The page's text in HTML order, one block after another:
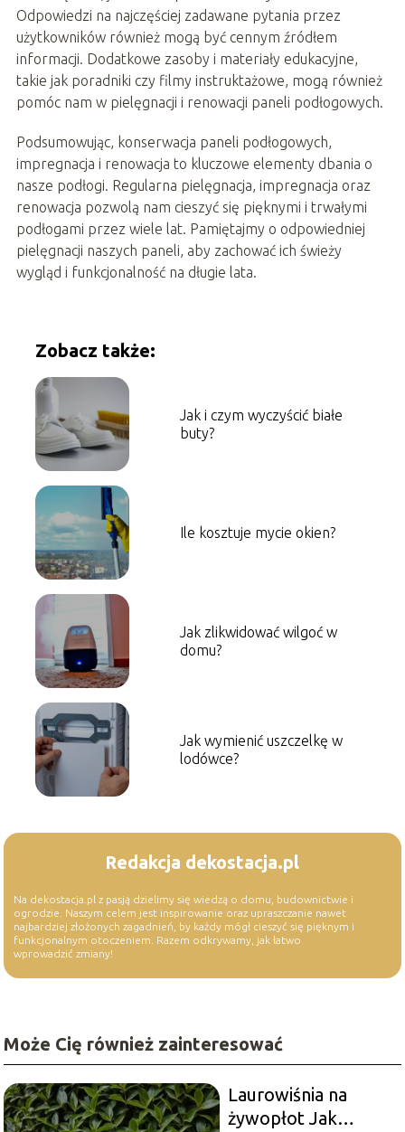
Odpowiedzi na najczęściej zadawane pytania przez
użytkowników również mogą być cennym źródłem
informacji. Dodatkowe zasoby i materiały edukacyjne,
takie jak poradniki czy filmy instruktażowe, mogą również
pomóc nam w pielęgnacji i renowacji paneli podłogowych.
Podsumowując, konserwacja paneli podłogowych,
impregnacja i renowacja to kluczowe elementy dbania o
nasze podłogi. Regularna pielęgnacja, impregnacja oraz
renowacja pozwolą nam cieszyć się pięknymi i trwałymi
podłogami przez wiele lat. Pamiętajmy o odpowiedniej
pielęgnacji naszych paneli, aby zachować ich świeży
wygląd i funkcjonalność na długie lata.
Zobacz także:
Jak i czym wyczyścić białe
buty?
Ile kosztuje mycie okien?
Jak zlikwidować wilgoć w
domu?
Jak wymienić uszczelkę w
lodówce?
Redakcja dekostacja.pl
Na dekostacja.pl z pasją dzielimy się wiedzą o domu, budownictwie i
ogrodzie. Naszym celem jest inspirowanie oraz upraszczanie nawet
najbardziej złożonych zagadnień, by każdy mógł cieszyć się pięknym i
funkcjonalnym otoczeniem. Razem odkrywamy, jak łatwo
wprowadzić zmiany!
Może Cię również zainteresować
Laurowiśnia na
żywopłot Jak